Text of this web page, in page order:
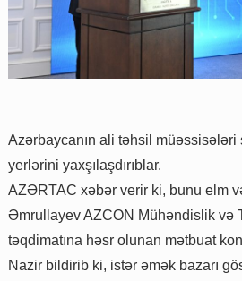
Azərbaycanın ali təhsil
yerlərini yaxşılaşdırıblar.
AZƏRTAC xəbər verir ki, bunu elm
Əmrullayev AZCON Mühəndislik və
təqdimatına həsr olunan mətbuat
Nazir bildirib ki, istər əmək bazarı